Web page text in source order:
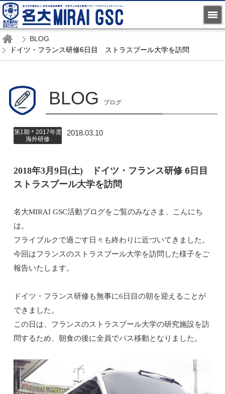
BLOG
ドイツ・フランス研修6日目 ストラスブール大学を訪問
BLOG ブログ
第1期＊2017年度
海外研修
2018.03.10
2018年3月9日(土)
ドイツ・フランス研修 6日目
ストラスブール大学を訪問
名大MIRAI GSC活動ブログをご覧のみなさま、こんにち
は。
フライブルクで過ごす日々も終わりに近づいてきました。
今回はフランスのストラスブール大学を訪問した様子をご
報告いたします。
ドイツ・フランス研修も無事に6 日目の朝を迎えることが
できました。
この日は、フランスのストラスブール大学の研究施設を訪
問するため、朝食の後に全員でバス移動となりました。